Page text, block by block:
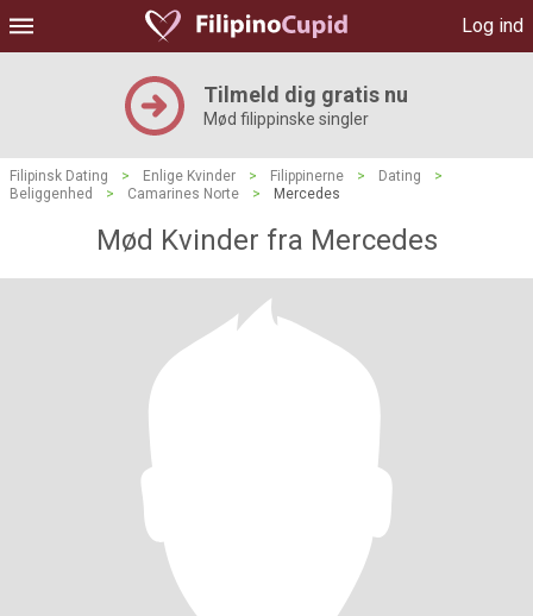
Log ind
Tilmeld dig gratis nu
Mød filippinske singler
Filipinsk Dating > Enlige Kvinder > Filippinerne > Dating
>
Beliggenhed
> Camarines Norte > Mercedes
Mød Kvinder fra Mercedes